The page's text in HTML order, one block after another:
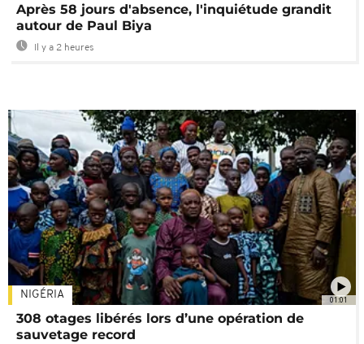
Après 58 jours d'absence, l'inquiétude grandit
autour de Paul Biya
Il y a 2 heures
01:01
NIGÉRIA
308 otages libérés lors d’une opération de
sauvetage record